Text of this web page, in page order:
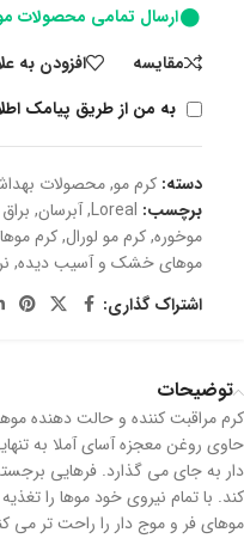
ارسال تمامی محصولات موجود ۲ الی ۳ روز
مقايسه
افزودن به
به من از طریق پیامک
دسته: کرم مو,محصولات
برچسب: Loreal
,آبرسان,
موخوره,کرم مو لورال,کرم
موهای خشک و آسیب دیده,
اشتراک گذاری:
توضیحات
کند. با تمام نیروی خود موها را
موهای فر و موج دار را راحت تر می